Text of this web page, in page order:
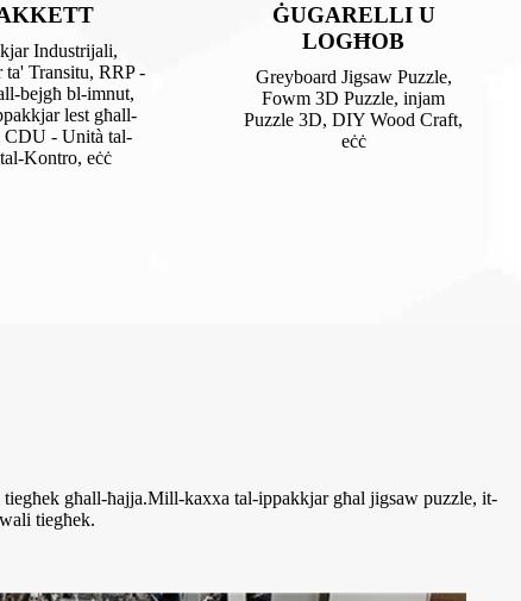
Industrijali,
ta' Transitu, RRP -
bejgħ bl-imnut,
lest għall-
CDU - Unità tal-
Kontro, eċċ
ĠUGARELLI U
LOGĦOB
Greyboard Jigsaw Puzzle,
Fowm 3D Puzzle, injam
Puzzle 3D, DIY Wood Craft,
eċċ
għall-ħajja.Mill-kaxxa tal-ippakkjar għal jigsaw puzzle, it-
tiegħek.